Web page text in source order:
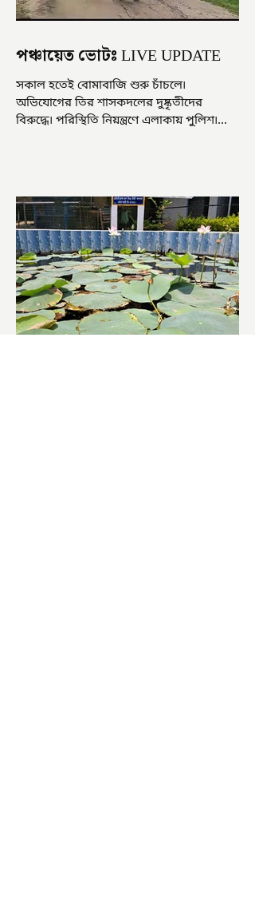
পঞ্চায়েত ভোটঃ LIVE UPDATE
সকাল হতেই বোমাবাজি শুরু চাঁচলে৷
অভিযোগের তির শাসকদলের দুষ্কৃতীদের
বিরুদ্ধে৷ পরিস্থিতি নিয়ন্ত্রণে এলাকায় পুলিশ৷